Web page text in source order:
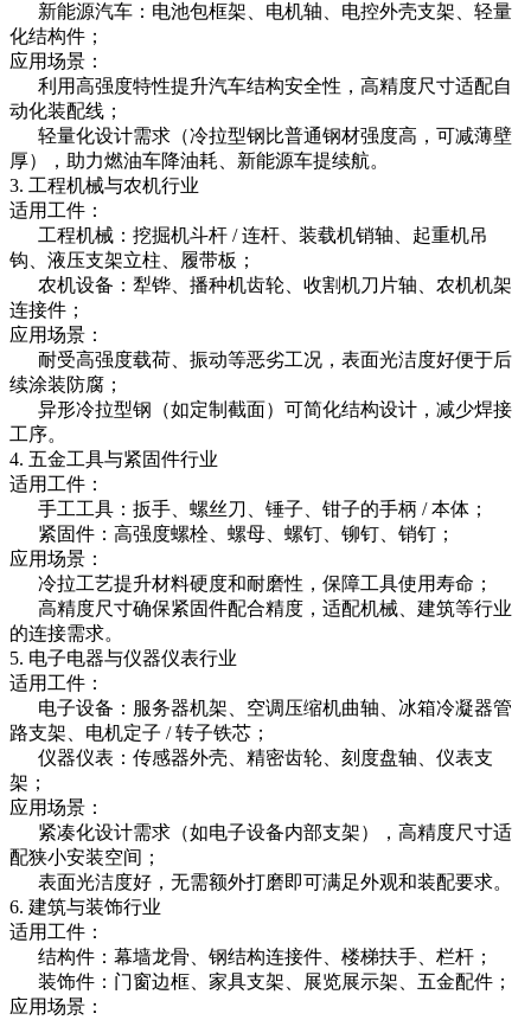
新能源汽车：电池包框架、电机轴、电控外壳支架、轻量
化结构件；
应用场景：
利用高强度特性提升汽车结构安全性，高精度尺寸适配自
动化装配线；
轻量化设计需求（冷拉型钢比普通钢材强度高，可减薄壁
厚），助力燃油车降油耗、新能源车提续航。
3. 工程机械与农机行业
适用工件：
工程机械：挖掘机斗杆 / 连杆、装载机销轴、起重机吊
钩、液压支架立柱、履带板；
农机设备：犁铧、播种机齿轮、收割机刀片轴、农机机架
连接件；
应用场景：
耐受高强度载荷、振动等恶劣工况，表面光洁度好便于后
续涂装防腐；
异形冷拉型钢（如定制截面）可简化结构设计，减少焊接
工序。
4. 五金工具与紧固件行业
适用工件：
手工工具：扳手、螺丝刀、锤子、钳子的手柄 / 本体；
紧固件：高强度螺栓、螺母、螺钉、铆钉、销钉；
应用场景：
冷拉工艺提升材料硬度和耐磨性，保障工具使用寿命；
高精度尺寸确保紧固件配合精度，适配机械、建筑等行业
的连接需求。
5. 电子电器与仪器仪表行业
适用工件：
电子设备：服务器机架、空调压缩机曲轴、冰箱冷凝器管
路支架、电机定子 / 转子铁芯；
仪器仪表：传感器外壳、精密齿轮、刻度盘轴、仪表支
架；
应用场景：
紧凑化设计需求（如电子设备内部支架），高精度尺寸适
配狭小安装空间；
表面光洁度好，无需额外打磨即可满足外观和装配要求。
6. 建筑与装饰行业
适用工件：
结构件：幕墙龙骨、钢结构连接件、楼梯扶手、栏杆；
装饰件：门窗边框、家具支架、展览展示架、五金配件；
应用场景：